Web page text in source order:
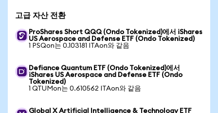
고급 자산 전환
ProShares Short QQQ (Ondo Tokenized)에서 iShares
US Aerospace and Defense ETF (Ondo Tokenized)
1 PSQon는 0.103181 ITAon와 같음
Defiance Quantum ETF (Ondo Tokenized)에서
iShares US Aerospace and Defense ETF (Ondo
Tokenized)
1 QTUMon는 0.610562 ITAon와 같음
Global X Artificial Intelligence & Technology ETF